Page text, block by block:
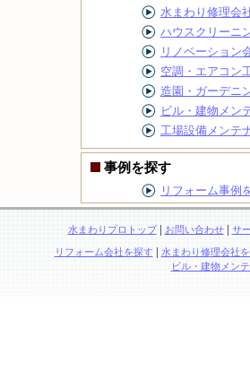
水まわり修理会
ハウスクリーニ
リノベーション
空調・エアコン
造園・ガーデニ
ビル・建物メン
工場設備メンテ
事例を探す
リフォーム事例
水まわりプロトップ| お問い合わせ| サ
リフォーム会社を探す | 水まわり修理会社
ビル・建物メン